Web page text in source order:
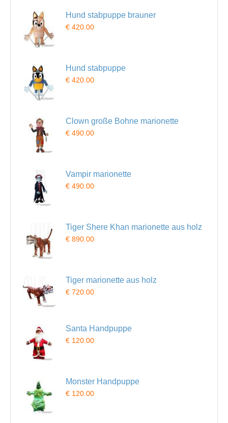
Hund stabpuppe brauner
€ 420.00
Hund stabpuppe
€ 420.00
Clown große Bohne marionette
€ 490.00
Vampir marionette
€ 490.00
Tiger Shere Khan marionette aus holz
€ 890.00
Tiger marionette aus holz
€ 720.00
Santa Handpuppe
€ 120.00
Monster Handpuppe
€ 120.00